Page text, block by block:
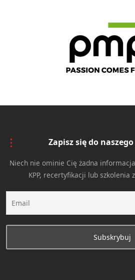
Zapisz się do
Niech nie ominie Cię żadna
KPP, recertyfikacji lub szkolenia